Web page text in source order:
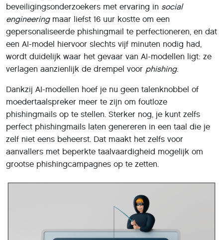
verlagen aanzienlijk de drempel voorphishing.
Dankzij AI-modellen hoef je nu geen talenknobbel of
moedertaalspreker meer te zijn om foutloze
phishingmails op te stellen. Sterker nog, je kunt zelfs
perfect phishingmails laten genereren in een taal die je
aanvallers met beperkte taalvaardigheid mogelijk om
grootse phishingcampagnes op te zetten.